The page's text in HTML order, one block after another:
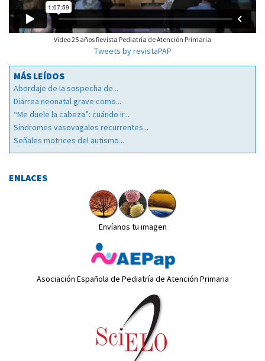
Video 25 años Revista Pediatría de Atención Primaria
Tweets by revistaPAP
MÁS LEÍDOS
Abordaje de la sospecha de...
Diarrea neonatal grave como...
“Me duele la cabeza”: cuándo ir...
Síndromes vasovagales recurrentes...
Señales motrices del autismo...
ENLACES
Envíanos tu imagen
Asociación Española de Pediatría de Atención Primaria